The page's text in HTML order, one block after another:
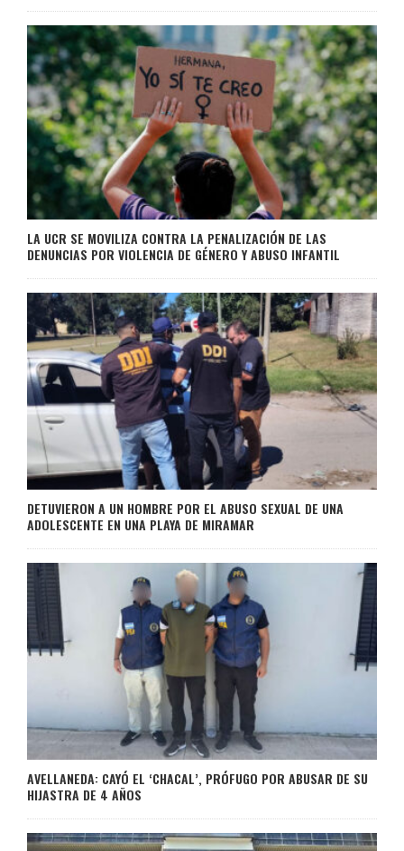
LA UCR SE MOVILIZA CONTRA LA PENALIZACIÓN DE LAS
DENUNCIAS POR VIOLENCIA DE GÉNERO Y ABUSO INFANTIL
DETUVIERON A UN HOMBRE POR EL ABUSO SEXUAL DE UNA
ADOLESCENTE EN UNA PLAYA DE MIRAMAR
AVELLANEDA: CAYÓ EL ‘CHACAL’, PRÓFUGO POR ABUSAR DE SU
HIJASTRA DE 4 AÑOS